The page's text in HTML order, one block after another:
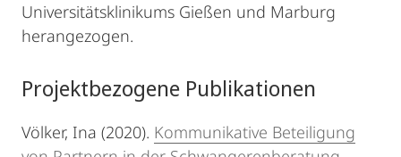
Universitätsklinikums Gießen und Marburg
herangezogen.
Projektbezogene Publikationen
Völker, Ina (2020). Kommunikative Beteiligung